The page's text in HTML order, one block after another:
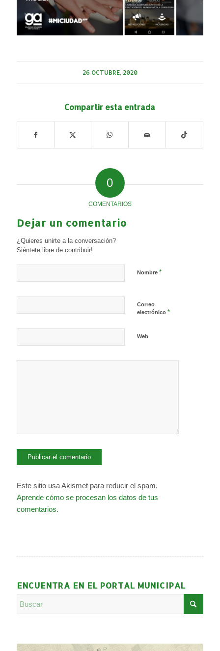
26 OCTUBRE, 2020
Compartir esta entrada
0
COMENTARIOS
Dejar un comentario
¿Quieres unirte a la conversación?
Siéntete libre de contribuir!
Nombre *
Correo
electrónico *
Web
Este sitio usa Akismet para reducir el spam.
Aprende cómo se procesan los datos de tus
comentarios.
ENCUENTRA EN EL PORTAL MUNICIPAL